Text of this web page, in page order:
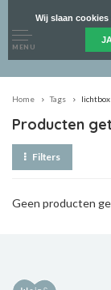
MENU
Home Tags
Producten
Filters
Geen producten
Wij slaan